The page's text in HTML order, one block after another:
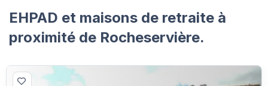
EHPAD et maisons de retraite à
proximité de Rocheservière.